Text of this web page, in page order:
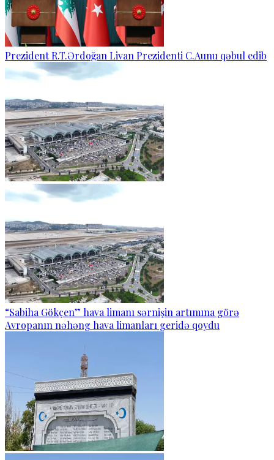
Prezident R.T.Ərdoğan Livan Prezidenti C.Aunu qəbul edib
“Sabiha Gökçen” hava limanı sərnişin artımına görə
Avropanın nəhəng hava limanları geridə qoydu